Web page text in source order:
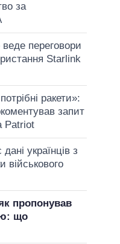
за
переговори
Starlink
ракети»:
запит
Patriot
українців з
військового
пропонував
що